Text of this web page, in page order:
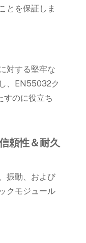
とを保証しま
対する堅牢な
、EN55032ク
すのに役立ち
頼性＆耐久
振動、および
クモジュール